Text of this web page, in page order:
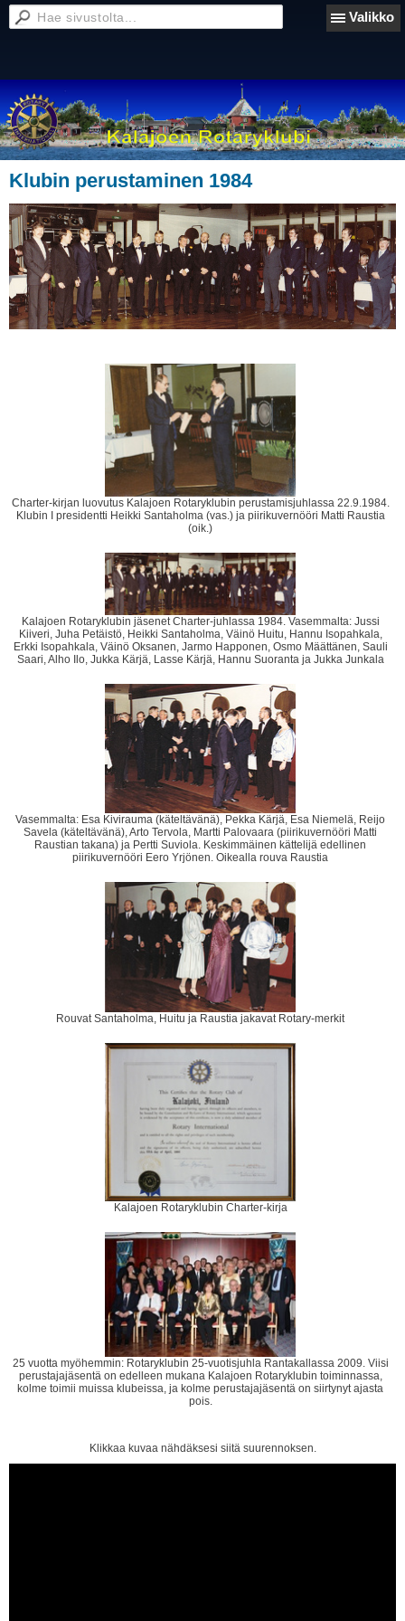
Valikko
Klubin perustaminen 1984
Charter-kirjan luovutus Kalajoen Rotaryklubin perustamisjuhlassa 22.9.1984.
Klubin I presidentti Heikki Santaholma (vas.) ja piirikuvernööri Matti Raustia
(oik.)
Kalajoen Rotaryklubin jäsenet Charter-juhlassa 1984. Vasemmalta: Jussi
Kiiveri, Juha Petäistö, Heikki Santaholma, Väinö Huitu, Hannu Isopahkala,
Erkki Isopahkala, Väinö Oksanen, Jarmo Happonen, Osmo Määttänen, Sauli
Saari, Alho Ilo, Jukka Kärjä, Lasse Kärjä, Hannu Suoranta ja Jukka Junkala
Vasemmalta: Esa Kivirauma (käteltävänä), Pekka Kärjä, Esa Niemelä, Reijo
Savela (käteltävänä), Arto Tervola, Martti Palovaara (piirikuvernööri Matti
Raustian takana) ja Pertti Suviola. Keskimmäinen kättelijä edellinen
piirikuvernööri Eero Yrjönen. Oikealla rouva Raustia
Rouvat Santaholma, Huitu ja Raustia jakavat Rotary-merkit
Kalajoen Rotaryklubin Charter-kirja
25 vuotta myöhemmin: Rotaryklubin 25-vuotisjuhla Rantakallassa 2009. Viisi
perustajajäsentä on edelleen mukana Kalajoen Rotaryklubin toiminnassa,
kolme toimii muissa klubeissa, ja kolme perustajajäsentä on siirtynyt ajasta
pois.
Klikkaa kuvaa nähdäksesi siitä suurennoksen.